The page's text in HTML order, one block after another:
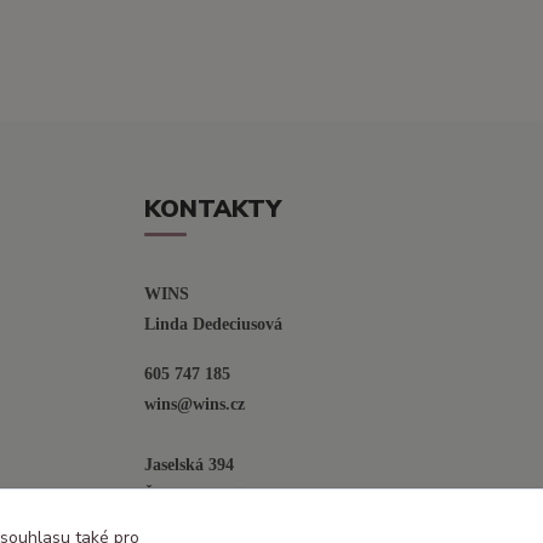
KONTAKTY
WINS
Linda Dedeciusová
605 747 185
wins@wins.cz
Jaselská 394
Šenov u N. Jičína
také pro